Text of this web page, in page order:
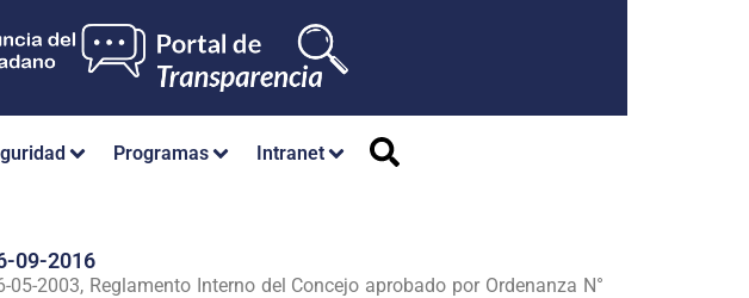
Programas Intranet
09-2016
2003, Reglamento Interno del Concejo aprobado por Ordenanza N°